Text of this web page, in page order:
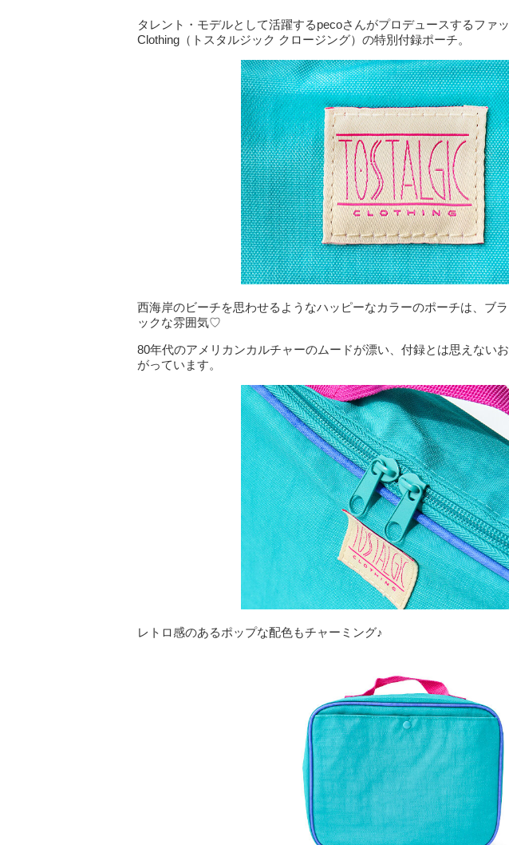
タレント・モデルとして活躍するpecoさんがプロデュースするファ
Clothing（トスタルジック クロージング）の特別付録ポーチ。
西海岸のビーチを思わせるようなハッピーなカラーのポーチは、ブ
ックな雰囲気♡
80年代のアメリカンカルチャーのムードが漂い、付録とは思えない
がっています。
レトロ感のあるポップな配色もチャーミング♪